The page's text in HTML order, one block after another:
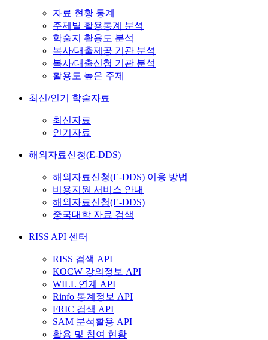
자료 현황 통계
주제별 활용통계 분석
학술지 활용도 분석
복사/대출제공 기관 분석
복사/대출신청 기관 분석
활용도 높은 주제
최신/인기 학술자료
최신자료
인기자료
해외자료신청(E-DDS)
해외자료신청(E-DDS) 이용 방법
비용지원 서비스 안내
해외자료신청(E-DDS)
중국대학 자료 검색
RISS API 센터
RISS 검색 API
KOCW 강의정보 API
WILL 연계 API
Rinfo 통계정보 API
FRIC 검색 API
SAM 분석활용 API
활용 및 참여 현황